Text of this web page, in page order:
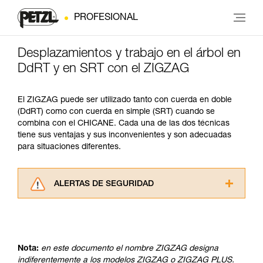
PROFESIONAL
Desplazamientos y trabajo en el árbol en
DdRT y en SRT con el ZIGZAG
El ZIGZAG puede ser utilizado tanto con cuerda en doble
(DdRT) como con cuerda en simple (SRT) cuando se
combina con el CHICANE. Cada una de las dos técnicas
tiene sus ventajas y sus inconvenientes y son adecuadas
para situaciones diferentes.
ALERTAS DE SEGURIDAD
comprender este complemento informativo.
Nota: en este documento el nombre ZIGZAG designa
indiferentemente a los modelos ZIGZAG o ZIGZAG PLUS.